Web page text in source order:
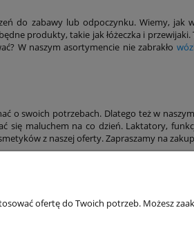
do zabawy lub odpoczynku. Wiemy, jak
produkty, takie jak łóżeczka i
W naszym asortymencie nie zabrakło
o swoich potrzebach. Dlatego też w
się maluchem na co dzień. Laktatory,
z naszej oferty. Zapraszamy na
Moje konto
ofertę do Twoich potrzeb. Możesz